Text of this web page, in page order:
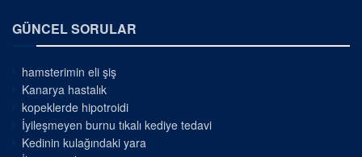
GÜNCEL SORULAR
hamsterimin eli şiş
Kanarya hastalık
kopeklerde hipotroidi
İyileşmeyen burnu tıkalı kediye tedavi
Kedinin kulağındaki yara